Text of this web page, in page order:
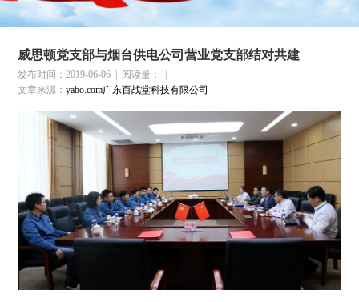
威思顿党支部与烟台供电公司营业党支部结对共建
发布时间：2019-06-06 阅读量：
文章来源：yabo.com广东百战堂科技有限公司